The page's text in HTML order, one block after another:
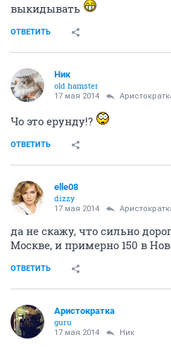
выкидывать
ОТВЕТИТЬ
Ник
old hamster
17 мая 2014
Чо это ерунду!?
ОТВЕТИТЬ
elle08
dizzy
17 мая 2014
да не скажу, что сильно
Москве, и примерно 150 в
ОТВЕТИТЬ
Аристократка
guru
17 мая 2014 Ник